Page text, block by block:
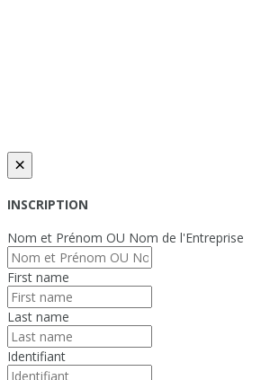
×
INSCRIPTION
Nom et Prénom OU Nom de l'Entreprise
First name
Last name
Identifiant